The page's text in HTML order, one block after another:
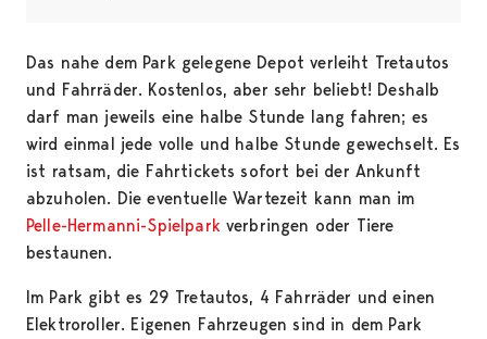
Das nahe dem Park gelegene Depot verleiht Tretautos
und Fahrräder. Kostenlos, aber sehr beliebt! Deshalb
darf man jeweils eine halbe Stunde lang fahren; es
wird einmal jede volle und halbe Stunde gewechselt. Es
ist ratsam, die Fahrtickets sofort bei der Ankunft
abzuholen. Die eventuelle Wartezeit kann man im
Pelle-Hermanni-Spielpark verbringen oder Tiere
bestaunen.
Im Park gibt es 29 Tretautos, 4 Fahrräder und einen
Elektroroller. Eigenen Fahrzeugen sind in dem Park